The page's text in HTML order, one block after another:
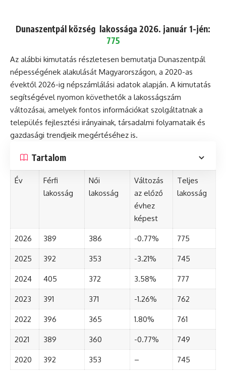
Dunaszentpál község lakossága 2026. január 1-jén:
775
Az alábbi kimutatás részletesen bemutatja Dunaszentpál
népességének alakulását Magyarországon, a 2020-as
évektől 2026-ig népszámlálási adatok alapján. A kimutatás
segítségével nyomon követhetők a lakosságszám
változásai, amelyek fontos információkat szolgáltatnak a
település fejlesztési irányainak, társadalmi folyamataik és
gazdasági trendjeik megértéséhez is.
Tartalom
Év
Férfi
lakosság
Női
lakosság
Változás
az előző
évhez
képest
Teljes
lakosság
2026 389 386 -0.77% 775
2025 392 353 -3.21% 745
2024 405 372 3.58% 777
2023 391 371 -1.26% 762
2022 396 365 1.80% 761
2021 389 360 -0.77% 749
2020 392 353 – 745